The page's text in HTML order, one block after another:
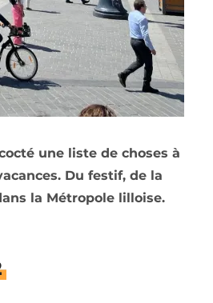
une liste de choses à
Du festif, de la
la Métropole lilloise.